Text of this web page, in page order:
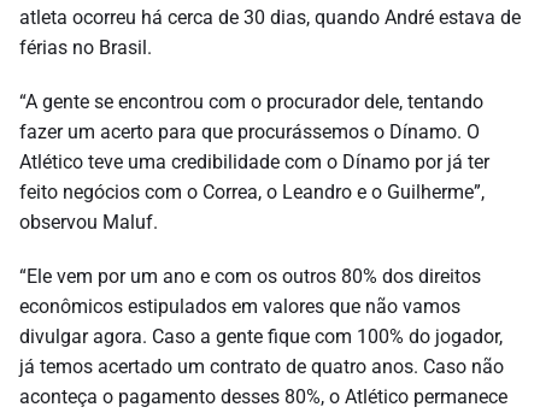
atleta ocorreu há cerca de 30 dias, quando André estava de
férias no Brasil.
“A gente se encontrou com o procurador dele, tentando
fazer um acerto para que procurássemos o Dínamo. O
Atlético teve uma credibilidade com o Dínamo por já ter
feito negócios com o Correa, o Leandro e o Guilherme”,
observou Maluf.
“Ele vem por um ano e com os outros 80% dos direitos
econômicos estipulados em valores que não vamos
divulgar agora. Caso a gente fique com 100% do jogador,
já temos acertado um contrato de quatro anos. Caso não
aconteça o pagamento desses 80%, o Atlético permanece